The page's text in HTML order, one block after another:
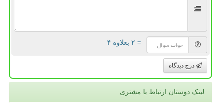
= ۲ بعلاوه ۴
درج دیدگاه
لینک دوستان ارتباط با مشتری